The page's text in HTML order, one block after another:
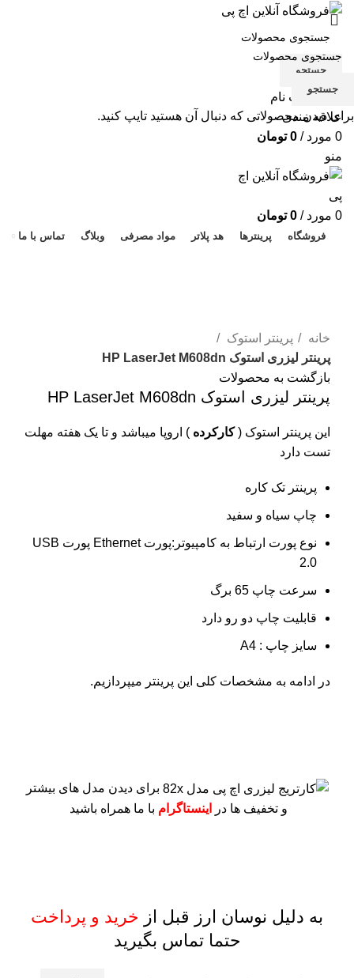
جستجو
ورود / ثبت نام
علاقه مندی
0 مورد /
0 تومان
منو
0 مورد /
0 تومان
فروشگاه پرینترها هد پلاتر مواد مصرفی وبلاگ تماس با ما
خانه
پرینتر استوک
پرینتر لیزری استوک HP LaserJet M608dn
بازگشت به محصولات
پرینتر لیزری استوک HP LaserJet M608dn
این پرینتر استوک (کارکرده ) اروپا میباشد و تا یک هفته مهلت
تست دارد
پرینتر تک کاره
چاپ سیاه و سفید
نوع پورت ارتباط به کامپیوتر:پورت Ethernet پورت USB
2.0
سرعت چاپ 65 برگ
قابلیت چاپ دو رو دارد
سایز چاپ : A4
در ادامه به مشخصات کلی این پرینتر میپردازیم.
برای دیدن مدل های بیشتر
و تخفیف ها در
اینستاگرام با ما همراه باشید
به دلیل نوسان ارز قبل از خرید و پرداخت
حتما تماس بگیرید
جستجو
برای دیدن محصولاتی که دنبال آن هستید تایپ کنید.